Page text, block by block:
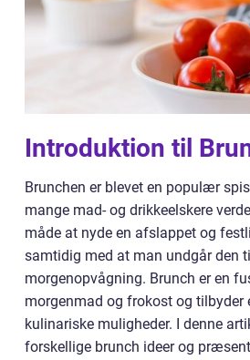
Introduktion til
Brunchen er blevet en populær
mange mad- og drikkeelskere
måde at nyde en afslappet og
samtidig med at man undgår den
morgenopvågning. Brunch er en
morgenmad og frokost og
kulinariske muligheder. I denne
forskellige brunch ideer og